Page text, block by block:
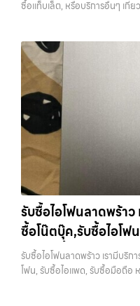
ทั้งร้านรับซื้อและช่องทางออนไลน์
ครบช่วยเพิ่มราคา แม้จะไม่ใช่ปัจ
สายชาร์จ หรืออุปกรณ์เสริม จะช่
บางรุ่น การมีกล่องครบอาจช่วยเ
นำไปขายต่อได้ง่ายขึ้น อย่างไร
ขายได้ตามปกติ เพียงแต่อาจไม่
ทางการขายให้เหมาะกับตัวเอง
และข้อจำกัดต่างกัน การขายเ
กว่า แต่ต้องใช้เวลาและมีความเ
ร้านรับซื้อจะสะดวกและรวดเร็ว
ราคาตามสภาพจริง อีกทางเลื
ที่ต้องการเงินด่วนแต่ยังไม่อยาก
โซนเมืองหรือเขตชานเมือง เรา
ว่าอุปกรณ์แต่ละชิ้นไม่ใช่แค่เครื่
ต้องการเปลี่ยนรุ่น หรือต้องการ
เครื่อง ฟรี ปราบปรามความยุ่งยา
จ่ายเงินทันทีเมื่อตกลงซื้อขายสำ
สายใหม่-เก่า, Samsung ทุกรุ่น,
จะอยู่ในสภาพใช้งานแล้ว ตกแต่
ไม่ได้ขึ้นอยู่แค่ยี่ห้อ แต่ขึ้นอยู่กับส
การขายของคุณ เราจึงตั้งใจให้
แจ้งวัฒนะ, บางแค, วัชรพล, ราม
เสนานิคม, วังหิน อย่างเต็มที่ ไ
“รับซื้อโทรศัพท์มือสองกรุงเทพ”,
กรุงเทพถึงที่”, หรือ “รับซื้อ
เพราะบริการของเรามุ่งตรงให้
กว่า เลือกเราแล้วคุณจะได้บริก
อำนวยความสะดวก นัดรับถึงที่
ทั้งหมดนี้เพื่อให้การขายอุปกรณ์ข
และคุ้มค่ากว่า ทำไมต้องเลือกเ
วงจร
ซื้อแท็บเล็ต, หรือบริการอื่นๆ เกี่ย
แจ้งวัฒนะ บางแค วัชรพล รามอิ
โทรศัพท์, รับซื้อแมคบุค, รับซื้อโ
กับสินค้าไอที กรุงเทพฯ เราพร้อ
เสนานิคม รับซื้อโทรศัพท์, รับซื้อ
บริการอื่นๆ เกี่ยวกับสินค้าไอที
ซื้อ iPad และแท็บเล็ตทุกแบรนด์
ประสบการณ์เหนือระดับกับกา
ยินดีต้อนรับสู่ “รับซื้อขายมือถือ
บริการ รับซื้อ มือถือ iPhone,
สูง พร้อมจ่ายเงินทันที ครอบคลุม
แจ้งวัฒนะ, บางแค, วัชรพล, ราม
ที่สุด ในยุคที่สมาร์ทโฟน แท็บเล็
ทุกช่วงเวลา อุปกรณ์ที่คุณใช้แล้ว
เว็บไซต์ของเราจึงเกิดขึ้นเพื่อเ
ไม่ใช้แล้วให้กลายเป็นเงินสดได้ทั
รับซื้อมือถือ, รับซื้อโทรศัพท์, รับ
รับซื้อไอโฟนลาดพร้า
ซื้อโน๊ตบุ๊ค,รับซื้อไอโ
หรือ รับซื้อแท็บเล็ต บ
และพื้นที่ใกล้เคียง
รับซื้อไอโฟนลาดพร้าว เรามีบริ
โฟน, รับซื้อไอแพด, รับซื้อมือถือ